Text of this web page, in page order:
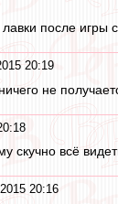
после игры
20:19
не
скучно всё
20:16